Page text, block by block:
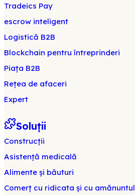
Tradeics Pay
escrow inteligent
Logistică B2B
Blockchain pentru întreprinderi
Piața B2B
Rețea de afaceri
Expert
Soluții
Construcții
Asistență medicală
Alimente și băuturi
Comerț cu ridicata și cu amănuntul